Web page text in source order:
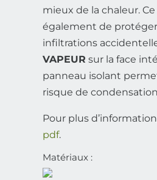
mieux de la chaleur.
également de
infiltrations
VAPEUR sur la face
panneau isolant
risque de
Pour plus
pdf.
Matériaux :